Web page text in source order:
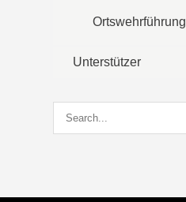
Ortswehrführung
Unterstützer